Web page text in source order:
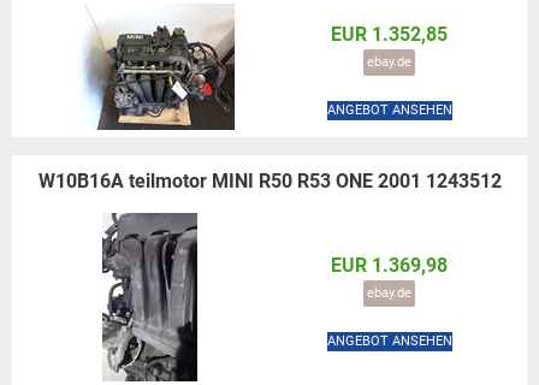
EUR 1.352,85
ebay.de
ANGEBOT ANSEHEN
W10B16A teilmotor MINI R50 R53 ONE 2001 1243512
EUR 1.369,98
ebay.de
ANGEBOT ANSEHEN